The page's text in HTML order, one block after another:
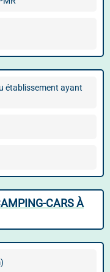
établissement ayant
CARS À